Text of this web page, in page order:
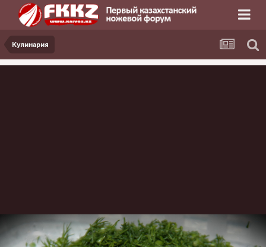
Кулинария